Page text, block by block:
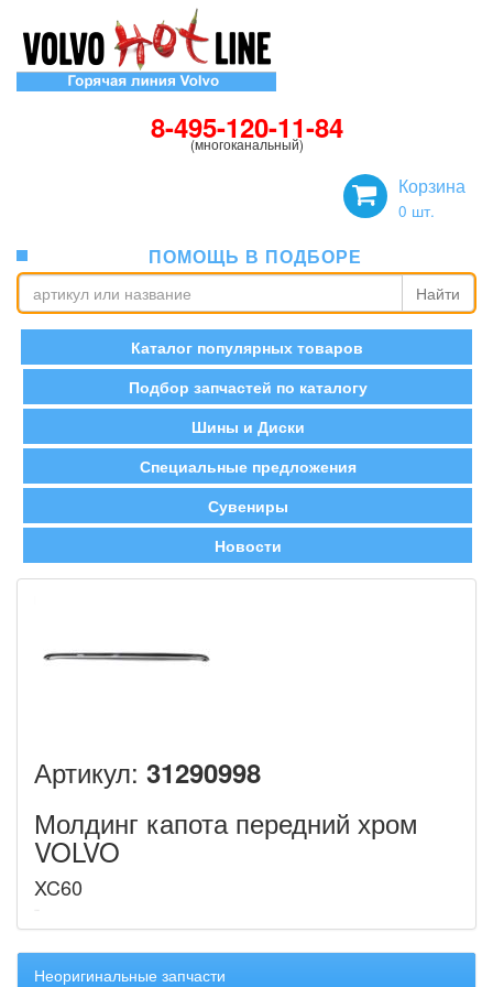
8-495-120-11-84
(многоканальный)
Корзина
0 шт.
ПОМОЩЬ В ПОДБОРЕ
Найти
Каталог популярных товаров
Подбор запчастей по каталогу
Шины и Диски
Специальные предложения
Сувениры
Новости
Артикул: 31290998
Молдинг капота передний хром
VOLVO
XC60
Неоригинальные запчасти